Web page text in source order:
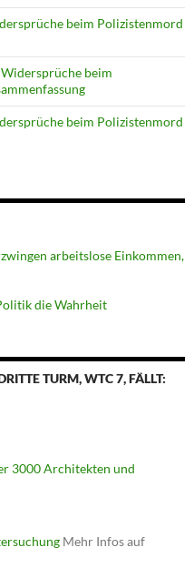
beim Polizistenmord
beim
beim Polizistenmord
arbeitslose Einkommen,
die Wahrheit
TURM, WTC 7, FÄLLT:
3000 Architekten und
Mehr Infos auf